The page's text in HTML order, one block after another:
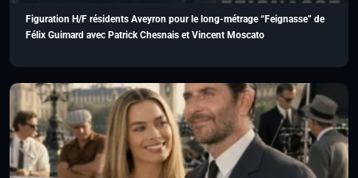
Figuration H/F résidents Aveyron pour le long-métrage “Feignasse” de
Félix Guimard avec Patrick Chesnais et Vincent Moscato